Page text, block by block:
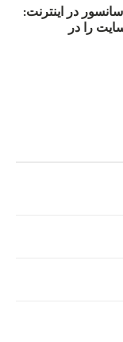
با سانسور در اینترنت:
هم‌آیند گزارشگران‌ بدون مرز، ۲۲ سایت را در